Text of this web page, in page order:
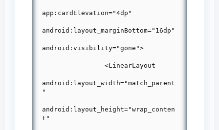
app:cardElevation="4dp"
android:layout_marginBottom="16dp"
android:visibility="gone">
android:layout_width="match_parent
"
android:layout_height="wrap_conten
t"